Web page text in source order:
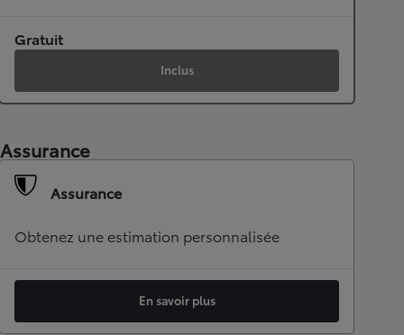
Gratuit
Inclus
Assurance
Assurance
Obtenez une estimation personnalisée
En savoir plus